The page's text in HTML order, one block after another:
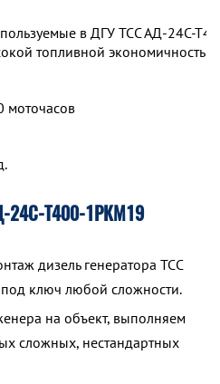
в ДГУ ТСС АД-24С-
топливной экономичностью.
моточасов
24С-Т400-1РКМ19
дизель генератора ТСС
ключ любой сложности.
на объект, выполняем
сложных, нестандартных